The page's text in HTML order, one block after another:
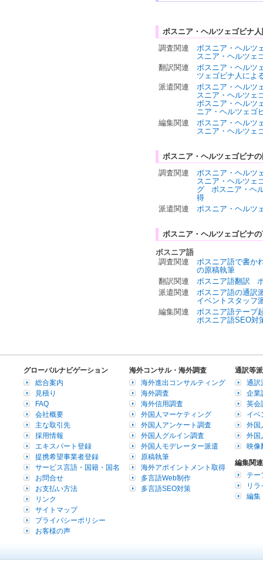
ボスニア・ヘルツェゴビナ
調査関連
ボスニア・ヘルツ
スニア・ヘルツェ
翻訳関連
ボスニア・ヘルツ
ツェゴビナ人によ
派遣関連
ボスニア・ヘルツ
スニア・ヘルツェ
ボスニア・ヘルツ
ニア・ヘルツェゴ
編集関連
ボスニア・ヘルツ
スニア・ヘルツェ
ボスニア・ヘルツェゴビナ
調査関連
ボスニア・ヘルツ
スニア・ヘルツェ
グ
ボスニア・ヘ
得
派遣関連
ボスニア・ヘルツ
ボスニア・ヘルツェゴビナ
ボスニア語
調査関連
ボスニア語で書か
の原稿執筆
翻訳関連
ボスニア語翻訳
派遣関連
ボスニア語の通訳
イベントスタッフ
編集関連
ボスニア語テープ
ボスニア語SEO対
グローバルナビゲーション
総合案内
見積り
FAQ
会社概要
主な取引先
採用情報
エキスパート登録
提携希望事業者登録
サービス言語・国籍・国名
お問合せ
お支払い方法
リンク
サイトマップ
プライバシーポリシー
お客様の声
海外コンサル・海外調査
海外進出コンサルティング
海外調査
海外信用調査
外国人マーケティング
外国人アンケート調査
外国人グルイン調査
外国人モデレーター派遣
原稿執筆
海外アポイントメント取得
多言語Web制作
多言語SEO対策
通訳等
通訳
企業
英会
イベ
外国
外国
映像
編集関連
テー
リラ
編集